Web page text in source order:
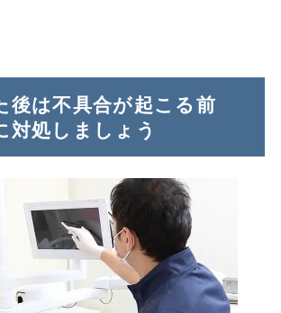
後は不具合が起こる前
対処しましょう